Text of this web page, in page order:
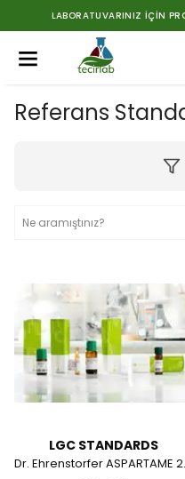
Referans
LGC STANDARDS
Dr.